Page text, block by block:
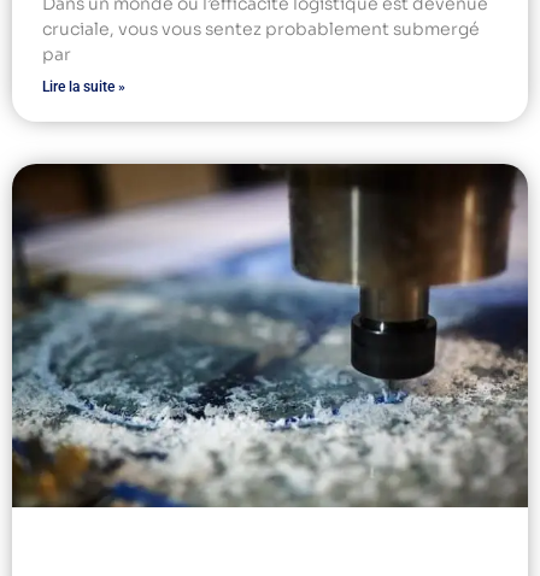
cruciale, vous vous sentez probablement submergé
par
Lire la suite »